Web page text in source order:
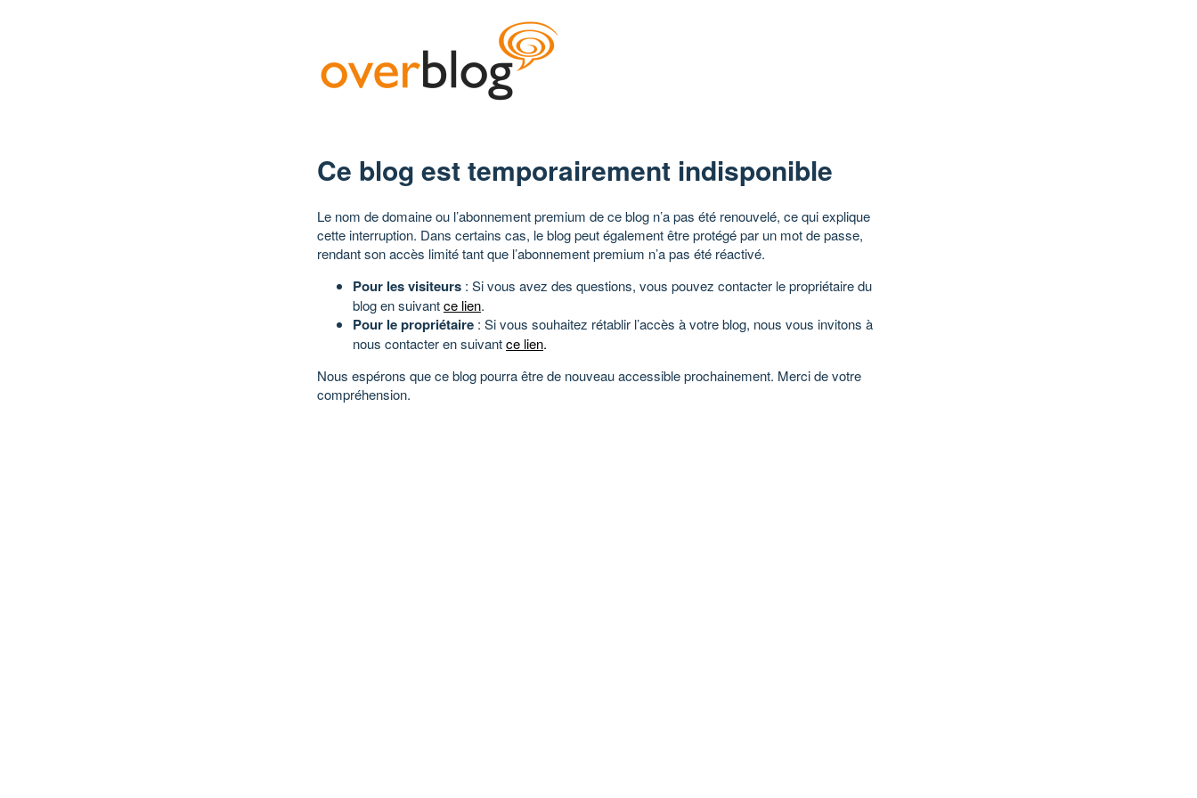
Ce blog est temporairement indisponible
Le nom de domaine ou l’abonnement premium de ce blog n’a pas été renouvelé, ce qui explique
cette interruption. Dans certains cas, le blog peut également être protégé par un mot de passe,
rendant son accès limité tant que l’abonnement premium n’a pas été réactivé.
Pour les visiteurs : Si vous avez des questions, vous pouvez contacter le propriétaire du
blog en suivantce lien.
Pour le propriétaire : Si vous souhaitez rétablir l’accès à votre blog, nous vous invitons à
nous contacter en suivantce lien.
Nous espérons que ce blog pourra être de nouveau accessible prochainement. Merci de votre
compréhension.